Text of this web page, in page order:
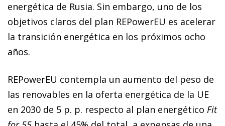
energética de Rusia. Sin em­­bargo, uno de los
objetivos claros del plan REPowerEU es acelerar
la transición energética en los próximos ocho
años.
REPowerEU contempla un aumento del peso de
las renovables en la oferta energética de la UE
en 2030 de 5 p. p. respecto al plan energético Fit